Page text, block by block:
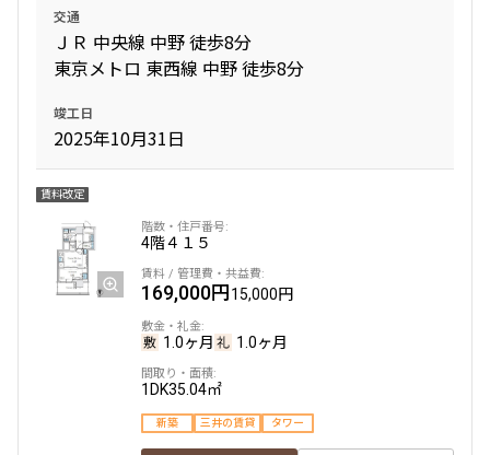
交通
ＪＲ 中央線 中野 徒歩8分
東京メトロ 東西線 中野 徒歩8分
竣工日
2025年10月31日
賃料改定
4階４１５
169,000円15,000円
1.0ヶ月 1.0ヶ月
1DK35.04㎡
新築 三井の賃貸 タワー